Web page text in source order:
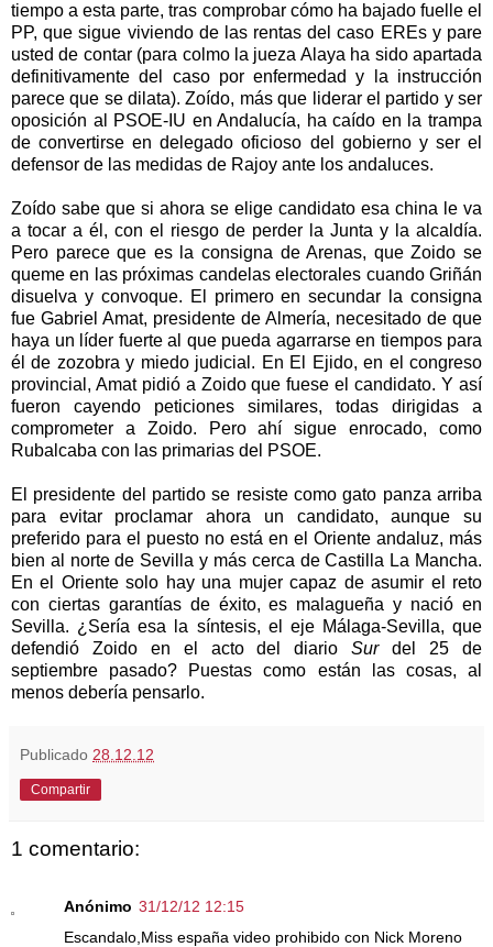
tiempo a esta parte, tras comprobar cómo ha bajado fuelle el
PP, que sigue viviendo de las rentas del caso EREs y pare
usted de contar (para colmo la jueza Alaya ha sido apartada
definitivamente del caso por enfermedad y la instrucción
parece que se dilata). Zoído, más que liderar el partido y ser
oposición al PSOE-IU en Andalucía, ha caído en la trampa
de convertirse en delegado oficioso del gobierno y ser el
defensor de las medidas de Rajoy ante los andaluces.
Zoído sabe que si ahora se elige candidato esa china le va
a tocar a él, con el riesgo de perder la Junta y la alcaldía.
Pero parece que es la consigna de Arenas, que Zoido se
queme en las próximas candelas electorales cuando Griñán
disuelva y convoque. El primero en secundar la consigna
fue Gabriel Amat, presidente de Almería, necesitado de que
haya un líder fuerte al que pueda agarrarse en tiempos para
él de zozobra y miedo judicial. En El Ejido, en el congreso
provincial, Amat pidió a Zoido que fuese el candidato. Y así
fueron cayendo peticiones similares, todas dirigidas a
comprometer a Zoido. Pero ahí sigue enrocado, como
Rubalcaba con las primarias del PSOE.
El presidente del partido se resiste como gato panza arriba
para evitar proclamar ahora un candidato, aunque su
preferido para el puesto no está en el Oriente andaluz, más
bien al norte de Sevilla y más cerca de Castilla La Mancha.
En el Oriente solo hay una mujer capaz de asumir el reto
con ciertas garantías de éxito, es malagueña y nació en
Sevilla. ¿Sería esa la síntesis, el eje Málaga-Sevilla, que
defendió Zoido en el acto del diarioSurdel 25 de
septiembre pasado? Puestas como están las cosas, al
menos debería pensarlo.
Publicado 28.12.12
Compartir
1 comentario:
Anónimo 31/12/12 12:15
Escandalo,Miss españa video prohibido con Nick Moreno